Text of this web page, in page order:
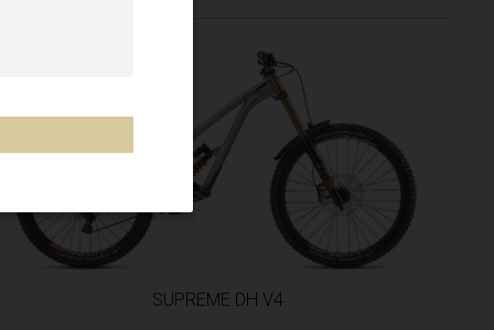
SUPREME DH V4